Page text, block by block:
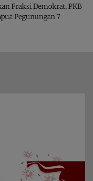
Fraksi Demokrat, PKB
Pegunungan7